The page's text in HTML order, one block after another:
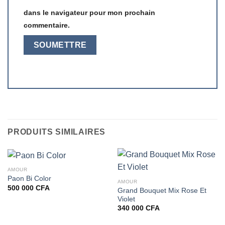
dans le navigateur pour mon prochain
commentaire.
PRODUITS SIMILAIRES
AMOUR
Paon Bi Color
500 000 CFA
AMOUR
Grand Bouquet Mix Rose Et
Violet
340 000 CFA